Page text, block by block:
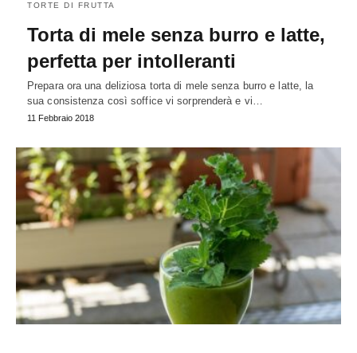
TORTE DI FRUTTA
Torta di mele senza burro e latte,
perfetta per intolleranti
Prepara ora una deliziosa torta di mele senza burro e latte, la
sua consistenza così soffice vi sorprenderà e vi…
11 Febbraio 2018